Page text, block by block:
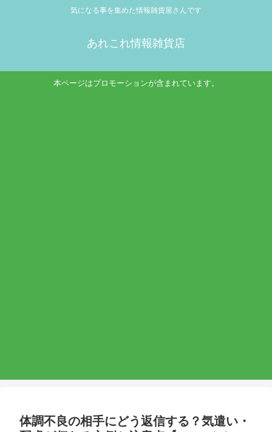
気になる事を集めた情報雑貨屋さんです
あれこれ情報雑貨店
本ページはプロモーションが含まれています。
体調不良の相手にどう返信する？気遣い・